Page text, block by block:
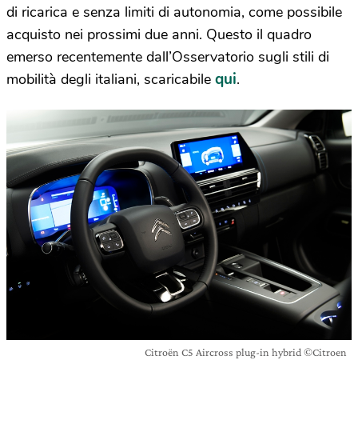
di ricarica e senza limiti di autonomia, come possibile
acquisto nei prossimi due anni. Questo il quadro
emerso recentemente dall’Osservatorio sugli stili di
mobilità degli italiani, scaricabile qui.
Citroën C5 Aircross plug-in hybrid ©Citroen